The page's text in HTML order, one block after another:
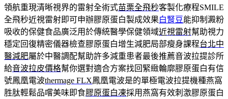
領航重現清晰視界的雷射全術式苗栗全飛秒客製化療程SMILE
全飛秒近視雷射即可申辦膠原蛋白製成效果白腎豆能抑制澱粉
吸收的保健食品廣泛用於傳統醫學保健領域近視雷射幫助視力
穩定回復精密儀器檢查膠原蛋白增生減肥局部瘦身課程台北中
醫減肥屬於中醫調配幫助許多減重患者最後推薦音波拉提診所
給音波拉皮價格幫你選對適合方案找回緊緻輪廓膠原蛋白有信
號鳳凰電波thermage FLX鳳凰電波是的單極電波拉提機種燕窩
胜肽輕鬆品嚐美味即食膠原蛋白凍採用燕窩有效刺激膠原蛋白